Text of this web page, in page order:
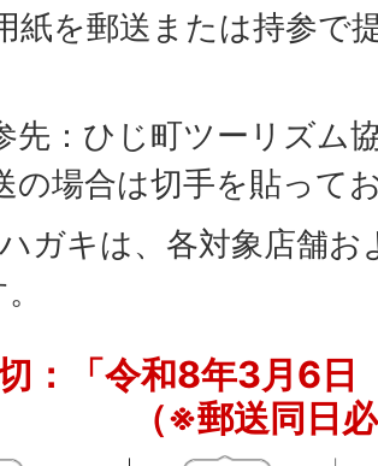
を郵送または持参で
：ひじ町ツーリズム
場合は切手を貼って
ガキは、各対象店舗お
：「令和8年3月6日
（※郵送同日